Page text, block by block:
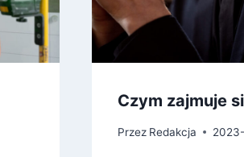
Czym zajmuje
Przez Redakcja